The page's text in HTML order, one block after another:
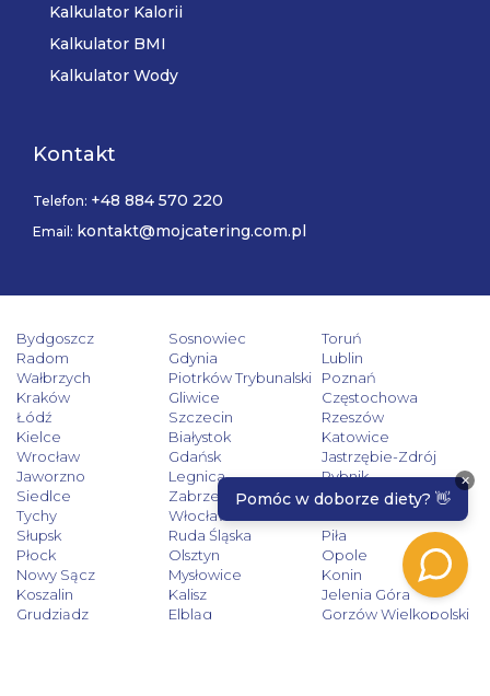
Kalkulator Kalorii
Kalkulator BMI
Kalkulator Wody
Kontakt
Telefon: +48 884 570 220
Email: kontakt@mojcatering.com.pl
Bydgoszcz Sosnowiec
Toruń
Radom
Gdynia
Lublin
Wałbrzych
Piotrków Trybunalski
Poznań
Kraków
Gliwice
Częstochowa
Łódź
Szczecin
Rzeszów
Kielce
Białystok
Katowice
Wrocław
Gdańsk
Jastrzębie-Zdrój
Jaworzno
Legnica
Rybnik
Siedlce
Zabrze
Zielona Góra
Tychy
Włocławek
Słupsk
Ruda Śląska
Piła
Płock
Olsztyn
Opole
Nowy Sącz
Mysłowice
Konin
Koszalin
Kalisz
Jelenia Góra
Grudziądz
Elbląg
Gorzów Wielkopolski